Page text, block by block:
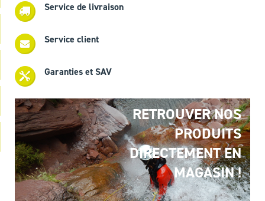
Service de livraison
Service client
Garanties et SAV
RETROUVER NOS
PRODUITS
DIRECTEMENT EN
MAGASIN !